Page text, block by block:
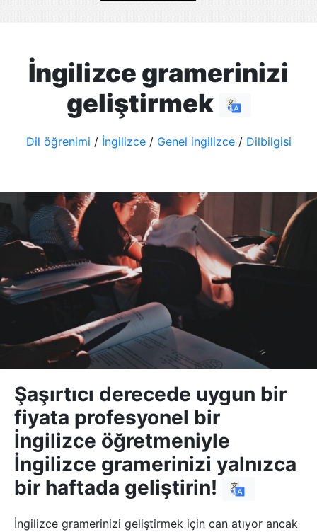
İngilizce gramerinizi
geliştirmek
Dil öğrenimi / İngilizce/ Genel ingilizce/ Dilbilgisi
Şaşırtıcı derecede uygun bir
fiyata profesyonel bir
İngilizce öğretmeniyle
İngilizce gramerinizi yalnızca
bir haftada geliştirin!
İngilizce gramerinizi geliştirmek için can atıyor ancak